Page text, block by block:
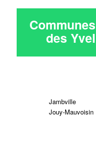
des
Jambville
Jouy-Mauvoisin